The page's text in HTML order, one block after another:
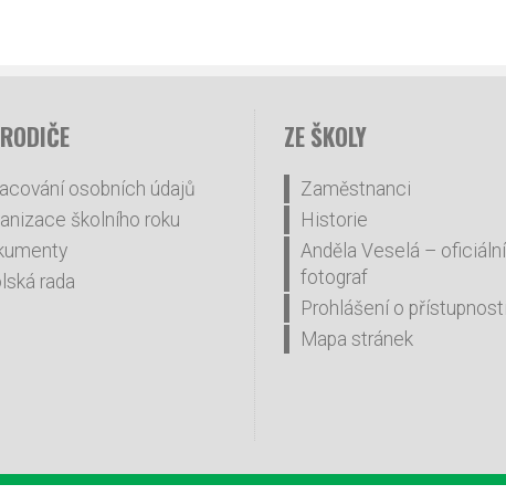
osobních údajů
školního roku
rada
ZE ŠKOLY
Zaměstnanci
Historie
Anděla Veselá – oficiální
fotograf
Prohlášení o
Mapa stránek